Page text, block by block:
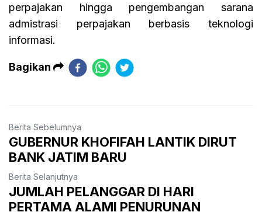
perpajakan hingga pengembangan sarana
admistrasi perpajakan berbasis teknologi
informasi.
Bagikan
Berita Sebelumnya
GUBERNUR KHOFIFAH LANTIK DIRUT
BANK JATIM BARU
Berita Selanjutnya
JUMLAH PELANGGAR DI HARI
PERTAMA ALAMI PENURUNAN